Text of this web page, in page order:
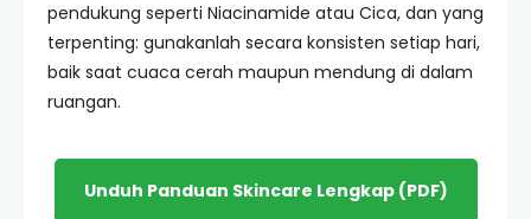
pendukung seperti Niacinamide atau Cica, dan yang
terpenting: gunakanlah secara konsisten setiap hari,
baik saat cuaca cerah maupun mendung di dalam
ruangan.
Unduh Panduan Skincare Lengkap (PDF)